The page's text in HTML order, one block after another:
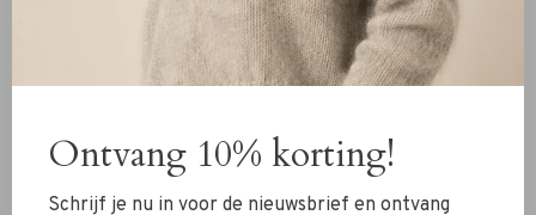
Pullover brass
€139,96
broek off-white
€139,95 €97,96
Sort by:
Showing 1 - 4 of 4
Ontvang 10% korting!
Schrijf je nu in voor de nieuwsbrief en ontvang